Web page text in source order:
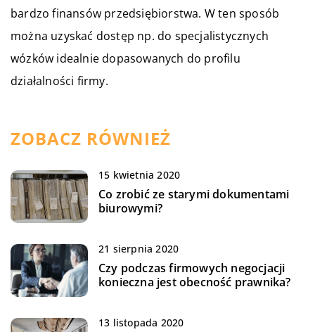
bardzo finansów przedsiębiorstwa. W ten sposób
można uzyskać dostęp np. do specjalistycznych
wózków idealnie dopasowanych do profilu
działalności firmy.
ZOBACZ RÓWNIEŻ
15 kwietnia 2020
Co zrobić ze starymi dokumentami
biurowymi?
21 sierpnia 2020
Czy podczas firmowych negocjacji
konieczna jest obecność prawnika?
13 listopada 2020